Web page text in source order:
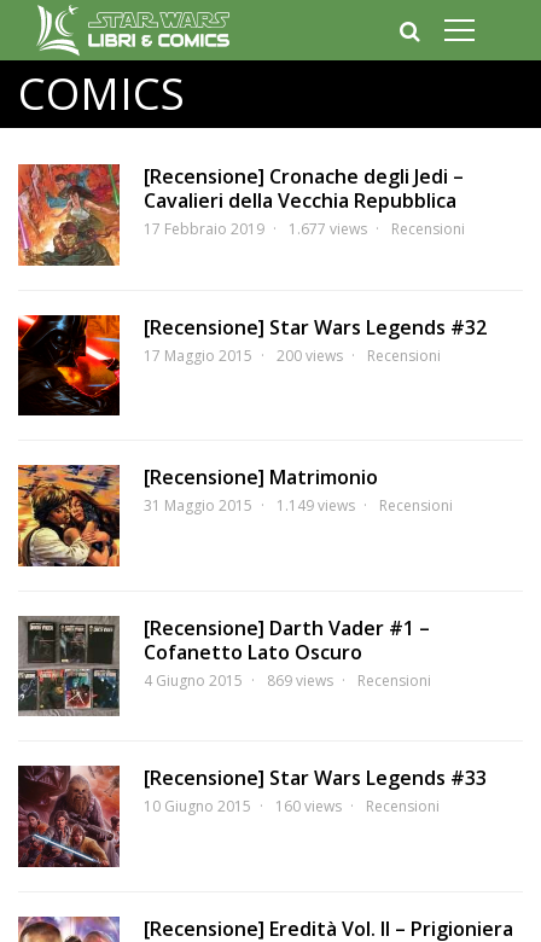
COMICS
[Recensione] Cronache degli Jedi –
Cavalieri della Vecchia Repubblica
17 Febbraio 2019 1.677 views Recensioni
[Recensione] Star Wars Legends #32
17 Maggio 2015 200 views Recensioni
[Recensione] Matrimonio
31 Maggio 2015 1.149 views Recensioni
[Recensione] Darth Vader #1 –
Cofanetto Lato Oscuro
4 Giugno 2015 869 views Recensioni
[Recensione] Star Wars Legends #33
10 Giugno 2015 160 views Recensioni
[Recensione] Eredità Vol. II – Prigioniera